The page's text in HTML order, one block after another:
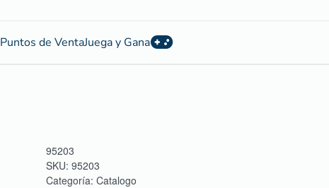
Puntos de VentaJuega y Gana
95203
SKU: 95203
Categoría: Catalogo